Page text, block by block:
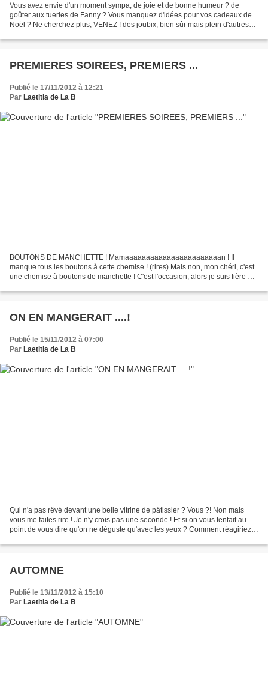
Vous avez envie d'un moment sympa, de joie et de bonne humeur ? de
goûter aux tueries de Fanny ? Vous manquez d'idées pour vos cadeaux de
Noël ? Ne cherchez plus, VENEZ ! des joubix, bien sûr mais plein d'autres
PREMIERES SOIREES, PREMIERS ...
Publié le 17/11/2012 à 12:21
Par Laetitia de La B
BOUTONS DE MANCHETTE ! Mamaaaaaaaaaaaaaaaaaaaaaaan ! Il
manque tous les boutons à cette chemise ! (rires) Mais non, mon chéri, c'est
une chemise à boutons de manchette ! C'est l'occasion, alors je suis fière de
ON EN MANGERAIT ....!
Publié le 15/11/2012 à 07:00
Par Laetitia de La B
Qui n'a pas rêvé devant une belle vitrine de pâtissier ? Vous ?! Non mais
vous me faites rire ! Je n'y crois pas une seconde ! Et si on vous tentait au
point de vous dire qu'on ne déguste qu'avec les yeux ? Comment réagiriez-
AUTOMNE
Publié le 13/11/2012 à 15:10
Par Laetitia de La B